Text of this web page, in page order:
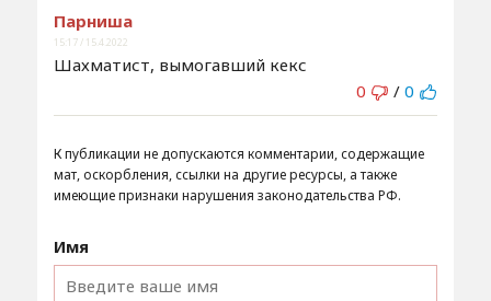
Парниша
15:17 / 15.4.2022
Шахматист, вымогавший кекс
0
/ 0
К публикации не допускаются комментарии, содержащие
мат, оскорбления, ссылки на другие ресурсы, а также
имеющие признаки нарушения законодательства РФ.
Имя